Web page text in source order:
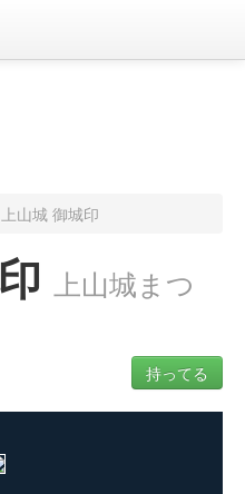
上山城 御城印
上山城まつ
持ってる